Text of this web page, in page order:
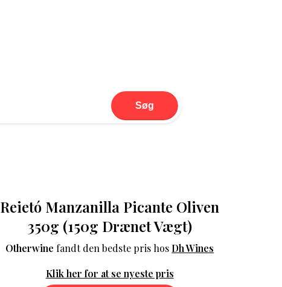
Søg
Reietó Manzanilla Picante Oliven
350g (150g Drænet Vægt)
Otherwine fandt den bedste pris hos Dh Wines
Klik her for at se nyeste pris